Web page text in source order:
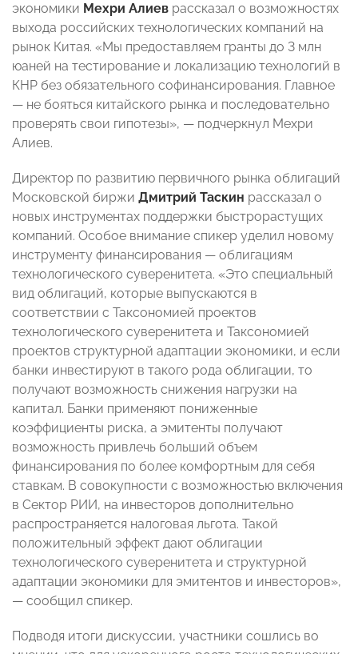
экономики Мехри Алиев рассказал о возможностях
выхода российских технологических компаний на
рынок Китая. «Мы предоставляем гранты до 3 млн
юаней на тестирование и локализацию технологий в
КНР без обязательного софинансирования. Главное
— не бояться китайского рынка и последовательно
проверять свои гипотезы», — подчеркнул Мехри
Алиев.
Директор по развитию первичного рынка облигаций
Московской биржи Дмитрий Таскин рассказал о
новых инструментах поддержки быстрорастущих
компаний. Особое внимание спикер уделил новому
инструменту финансирования — облигациям
технологического суверенитета. «Это специальный
вид облигаций, которые выпускаются в
соответствии с Таксономией проектов
технологического суверенитета и Таксономией
проектов структурной адаптации экономики, и если
банки инвестируют в такого рода облигации, то
получают возможность снижения нагрузки на
капитал. Банки применяют пониженные
коэффициенты риска, а эмитенты получают
возможность привлечь больший объем
финансирования по более комфортным для себя
ставкам. В совокупности с возможностью включения
в Сектор РИИ, на инвесторов дополнительно
распространяется налоговая льгота. Такой
положительный эффект дают облигации
технологического суверенитета и структурной
адаптации экономики для эмитентов и инвесторов»,
— сообщил спикер.
Подводя итоги дискуссии, участники сошлись во